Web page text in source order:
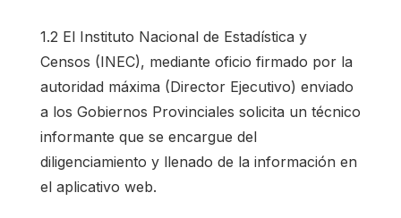
1.2 El Instituto Nacional de Estadística y
Censos (INEC), mediante oficio firmado por la
autoridad máxima (Director Ejecutivo) enviado
a los Gobiernos Provinciales solicita un técnico
informante que se encargue del
diligenciamiento y llenado de la información en
el aplicativo web.